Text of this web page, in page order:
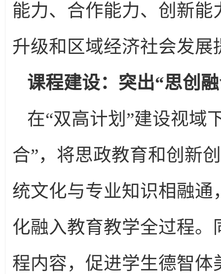
能力、合作能力、创新
升级和区域经济社会发
课程建设：突出“思创
在“双高计划”建设视域
合”，将思政教育和创新
统文化与专业知识相融
化融入教育教学全过程
程内容，促进学生德智